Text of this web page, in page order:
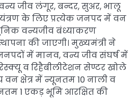
जीव लंगूर, बन्दर, सुअर, भालू
के लिए प्रत्येक जनपद में वन
वन्यजीव बंध्याकरण
की जाएगी। मुख्यमंत्री ने
में मानव, वन्य जीव संघर्ष में
व रिहैबीलीटेशन सेण्टर खोले
वन क्षेत्र में न्यूनतम 10 नाली व
1 एकड़ भूमि आरक्षित की